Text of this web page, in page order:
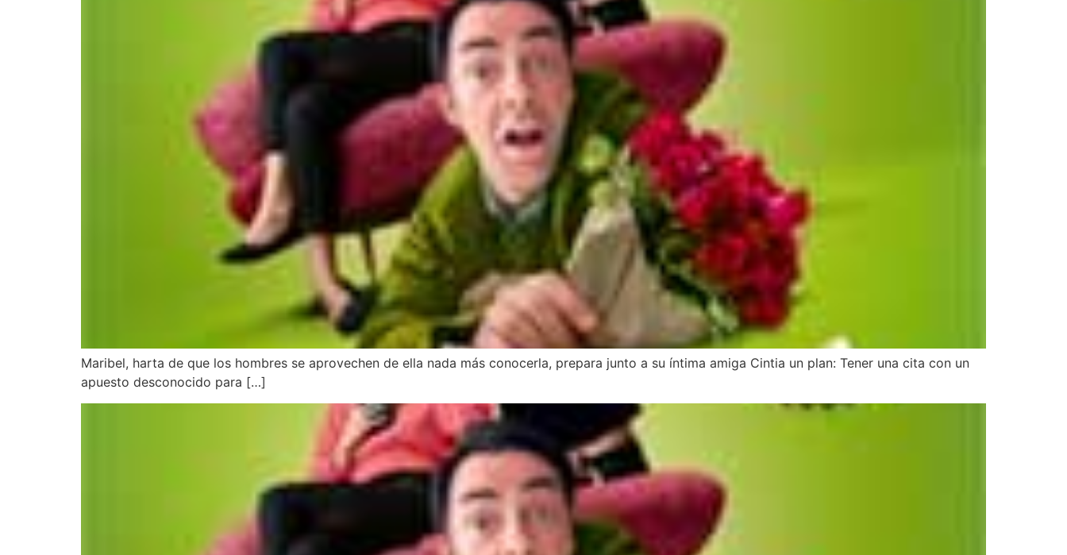
Maribel, harta de que los hombres se aprovechen de ella nada más conocerla, prepara junto a su íntima amiga Cintia un plan: Tener una cita con un
apuesto desconocido para […]